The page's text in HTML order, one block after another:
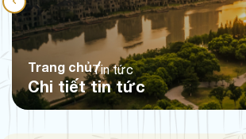
Trang chủTin tức
Chi tiết tin tức